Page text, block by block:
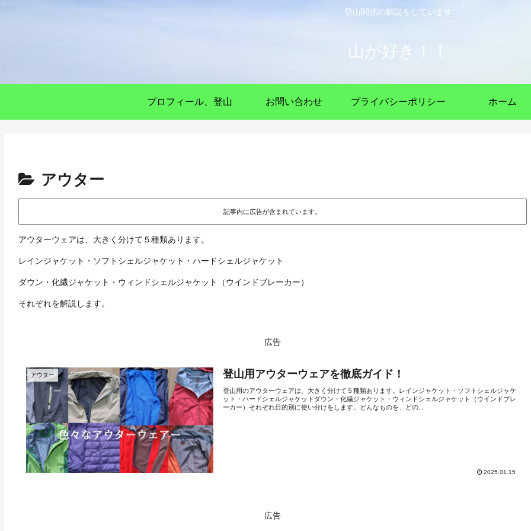
登山関係の解説をしています
山が好き！！
プロフィール、登山 お問い合わせ プライバシーポリシー ホーム
アウター
記事内に広告が含まれています。
アウターウェアは、大きく分けて５種類あります。
レインジャケット・ソフトシェルジャケット・ハードシェルジャケット
ダウン・化繊ジャケット・ウィンドシェルジャケット（ウインドブレーカー）
それぞれを解説します。
広告
アウター 登山用アウターウェアを徹底ガイド！
登山用のアウターウェアは、大きく分けて５種類あります。レインジャケット・ソフトシェルジャケ
ット・ハードシェルジャケットダウン・化繊ジャケット・ウィンドシェルジャケット（ウインドブレ
ーカー）それぞれ目的別に使い分けをします。どんなものを、どの...
2025.01.15
広告